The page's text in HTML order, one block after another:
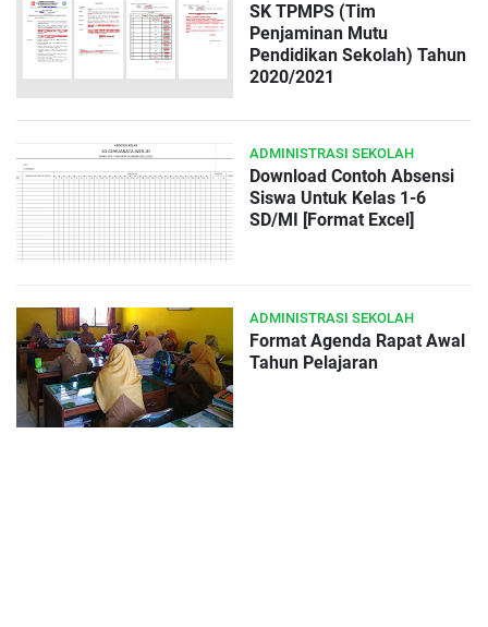
SK TPMPS (Tim
Penjaminan Mutu
Pendidikan Sekolah) Tahun
2020/2021
ADMINISTRASI SEKOLAH
Download Contoh Absensi
Siswa Untuk Kelas 1-6
SD/MI [Format Excel]
ADMINISTRASI SEKOLAH
Format Agenda Rapat Awal
Tahun Pelajaran